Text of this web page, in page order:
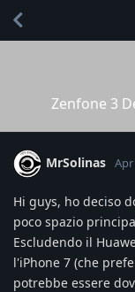
Zenfone 3
MrSolinas Apr
Hi guys, ho deciso
poco spazio
Escludendo il
l'iPhone 7 (che
potrebbe essere